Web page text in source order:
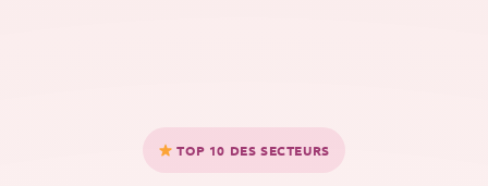
TOP 10 DES SECTEURS